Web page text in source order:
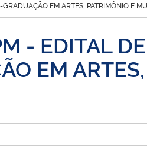
EM ARTES, PATRIMÔNIO E
- EDITAL
EM